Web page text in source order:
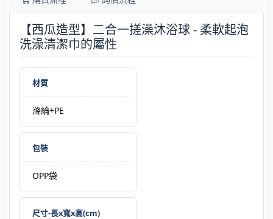
【西瓜造型】二合一搓澡沐浴球 - 柔軟起泡
洗澡清潔巾的屬性
材質
滌綸+PE
包裝
OPP袋
尺寸-長x寬x高(cm)